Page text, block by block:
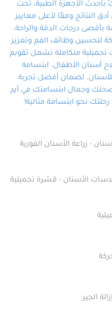
أيد أمينة تلبي احتياجاتك بكل
احترافية ودقة.
الأجهزة الطبية، تحت
النتائج وفقًا لأعلى معايير
بأقصى درجات الدقة والراحة،
لتحسين وظائف الفم وتعزيز
متكاملة تشمل تقويم
أسنان الأطفال، ابتسامة
لضمان أفضل تجربة
وجمال ابتسامتك في أيدٍ
رحلتك نحو ابتسامة مثالية!
- زراعة الأسنان الفورية
الأسنان - قشرة تجميلية
الجير